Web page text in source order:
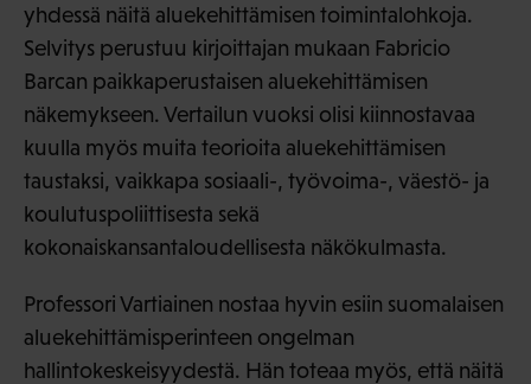
yhdessä näitä aluekehittämisen toimintalohkoja.
Selvitys perustuu kirjoittajan mukaan Fabricio
Barcan paikkaperustaisen aluekehittämisen
näkemykseen. Vertailun vuoksi olisi kiinnostavaa
kuulla myös muita teorioita aluekehittämisen
taustaksi, vaikkapa sosiaali-, työvoima-, väestö- ja
koulutuspoliittisesta sekä
kokonaiskansantaloudellisesta näkökulmasta.
Professori Vartiainen nostaa hyvin esiin suomalaisen
aluekehittämisperinteen ongelman
hallintokeskeisyydestä. Hän toteaa myös, että näitä